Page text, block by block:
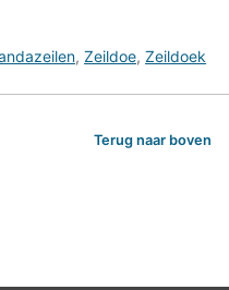
, Zeildoe, Zeildoek
Terug naar boven